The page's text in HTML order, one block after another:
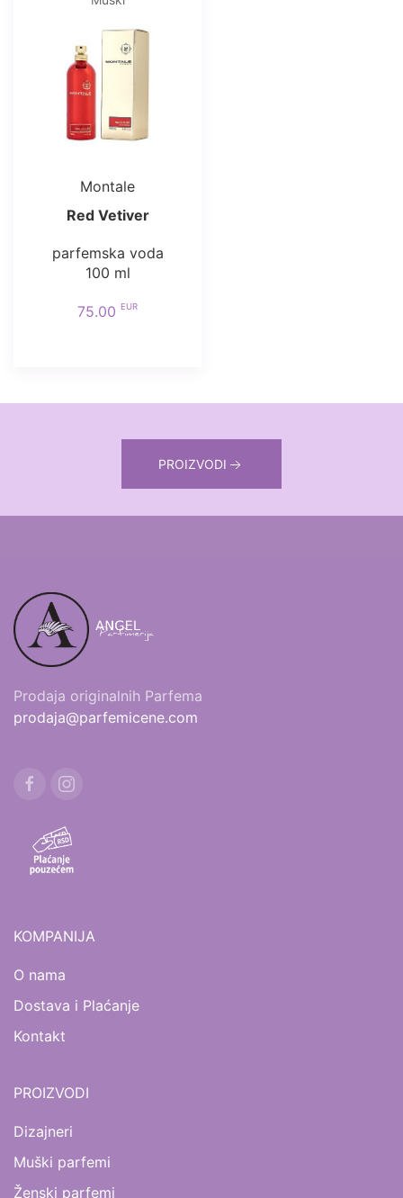
Montale
Red Vetiver
parfemska voda
100 ml
75.00 EUR
PROIZVODI
Prodaja originalnih Parfema
prodaja@parfemicene.com
KOMPANIJA
O nama
Dostava i Plaćanje
Kontakt
PROIZVODI
Dizajneri
Muški parfemi
Ženski parfemi